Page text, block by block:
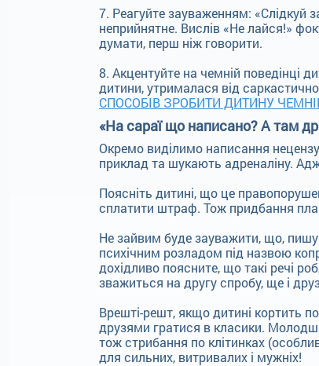
7. Реагуйте зауваженням:
неприйнятне. Вислів «Не лайся!»
думати, перш ніж говорити.
8. Акцентуйте на чемній поведінці
дитини, утрималася від
СПОСОБІВ ЗРОБИТИ ДИТИНУ
«На сараї що написано? А там
Окремо виділимо написання
приклад та шукають адреналіну.
Поясніть дитині, що це
сплатити штраф. Тож придбання
Не зайвим буде зауважити, що,
психічним розладом під назвою
дохідливо поясните, що такі речі
зважиться на другу спробу, ще і
Врешті-решт, якщо дитині кортить
друзями гратися в класики.
тож стрибання по клітинках
для сильних, витривалих і мужніх!